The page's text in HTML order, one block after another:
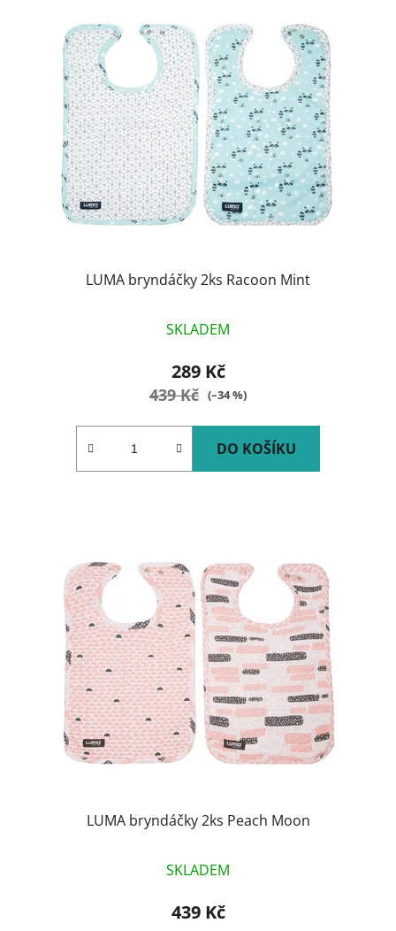
LUMA bryndáčky 2ks Racoon Mint
SKLADEM
289 Kč
439 Kč (–34 %)
DO KOŠÍKU
LUMA bryndáčky 2ks Peach Moon
SKLADEM
439 Kč